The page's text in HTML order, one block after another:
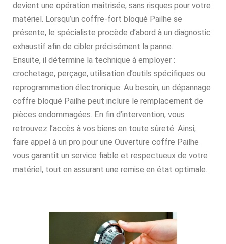
devient une opération maîtrisée, sans risques pour votre
matériel. Lorsqu’un coffre-fort bloqué Pailhe se
présente, le spécialiste procède d’abord à un diagnostic
exhaustif afin de cibler précisément la panne.
Ensuite, il détermine la technique à employer :
crochetage, perçage, utilisation d’outils spécifiques ou
reprogrammation électronique. Au besoin, un dépannage
coffre bloqué Pailhe peut inclure le remplacement de
pièces endommagées. En fin d’intervention, vous
retrouvez l’accès à vos biens en toute sûreté. Ainsi,
faire appel à un pro pour une Ouverture coffre Pailhe
vous garantit un service fiable et respectueux de votre
matériel, tout en assurant une remise en état optimale.